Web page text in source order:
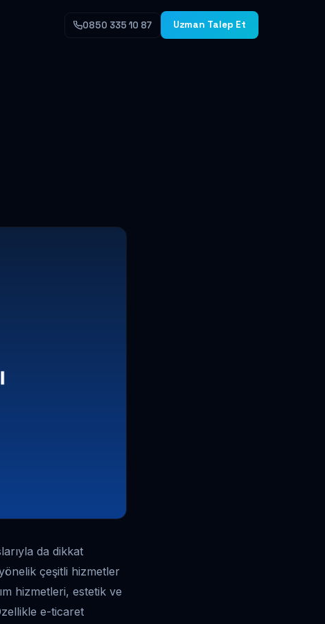
0850 335 10 87 Uzman Talep Et
da dikkat
çeşitli hizmetler
hizmetleri, estetik ve
e-ticaret